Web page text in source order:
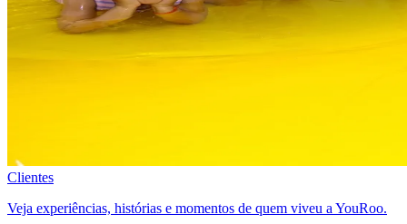
Clientes
Veja experiências, histórias e momentos de quem viveu a YouRoo.